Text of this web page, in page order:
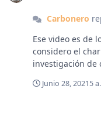
Carbonero
Ese video es de
considero el
investigación de
Junio 28, 20215 a.